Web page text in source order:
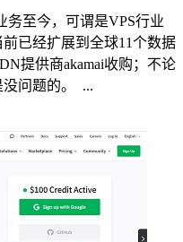
务至今，可谓是VPS行业
已经扩展到全球11个数据
提供商akamai收购；不论
没问题的。 ...